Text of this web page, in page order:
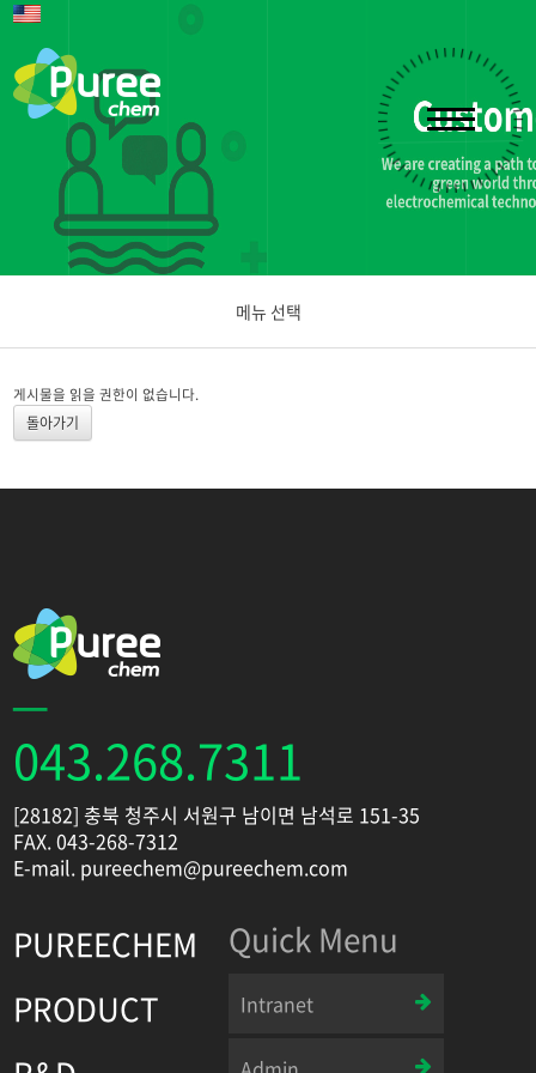
메뉴 선택
게시물을 읽을 권한이 없습니다.
돌아가기
043.268.7311
[28182] 충북 청주시 서원구 남이면 남석로 151-35
FAX. 043-268-7312
E-mail. pureechem@pureechem.com
PUREECHEM
PRODUCT
Quick Menu
Intranet